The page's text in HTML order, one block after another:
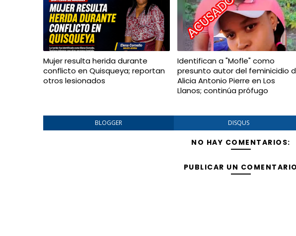
Mujer resulta herida durante
conflicto en Quisqueya; reportan
otros lesionados
Identifican a "Mofle" como
presunto autor del feminicidio
Alicia Antonio Pierre en Los
Llanos; continúa prófugo
BLOGGER DISQUS
NO HAY COMENTARIOS:
PUBLICAR UN COMENTARIO